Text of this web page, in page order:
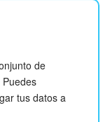
de
tus datos a